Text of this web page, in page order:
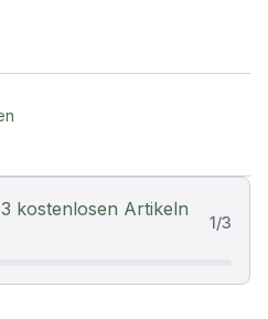
kostenlosen Artikeln
1/3